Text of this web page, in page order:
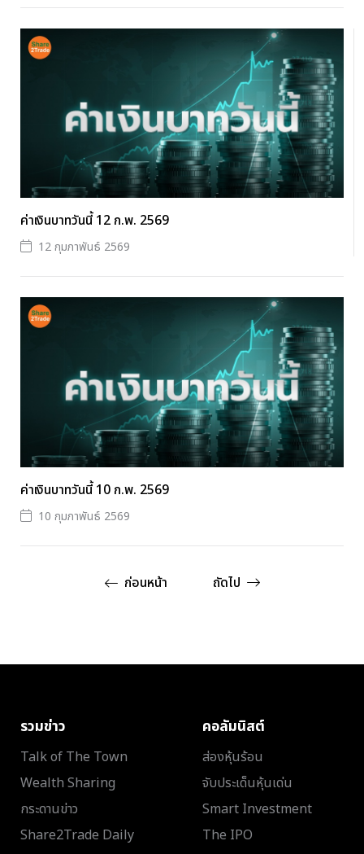
ค่าเงินบาทวันนี้ 12 ก.พ. 2569
12 กุมภาพันธ์ 2569
ค่าเงินบาทวันนี้ 10 ก.พ. 2569
10 กุมภาพันธ์ 2569
ก่อนหน้า ถัดไป
รวมข่าว
Talk of The Town
Wealth Sharing
กระดานข่าว
Share2Trade Daily
คอลัมนิสต์
ส่องหุ้นร้อน
จับประเด็นหุ้นเด่น
Smart Investment
The IPO